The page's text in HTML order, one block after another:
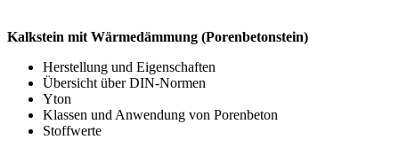
Kalkstein mit Wärmedämmung (Porenbetonstein)
Herstellung und Eigenschaften
Übersicht über DIN-Normen
Yton
Klassen und Anwendung von Porenbeton
Stoffwerte